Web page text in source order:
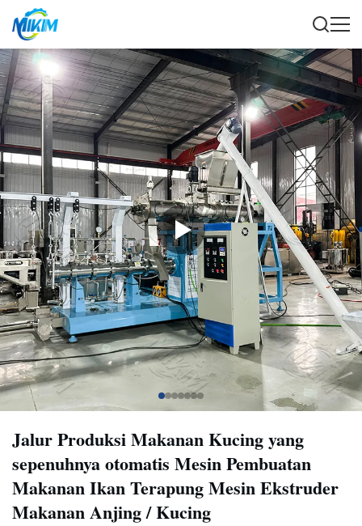
Jalur Produksi Makanan Kucing yang
sepenuhnya otomatis Mesin Pembuatan
Makanan Ikan Terapung Mesin Ekstruder
Makanan Anjing / Kucing